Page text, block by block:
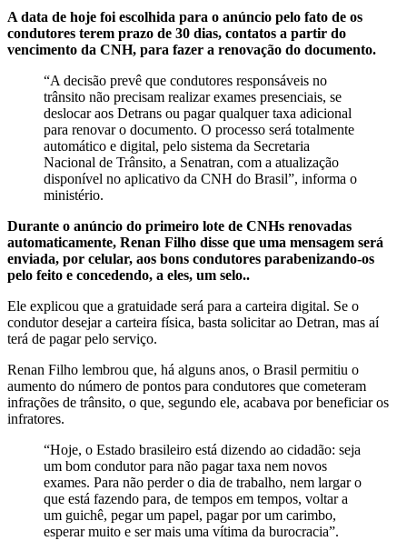
A data de hoje foi escolhida para o anúncio pelo fato de os
condutores terem prazo de 30 dias, contatos a partir do
vencimento da CNH, para fazer a renovação do documento.
“A decisão prevê que condutores responsáveis no
trânsito não precisam realizar exames presenciais, se
deslocar aos Detrans ou pagar qualquer taxa adicional
para renovar o documento. O processo será totalmente
automático e digital, pelo sistema da Secretaria
Nacional de Trânsito, a Senatran, com a atualização
disponível no aplicativo da CNH do Brasil”, informa o
ministério.
Durante o anúncio do primeiro lote de CNHs renovadas
automaticamente, Renan Filho disse que uma mensagem será
enviada, por celular, aos bons condutores parabenizando-os
pelo feito e concedendo, a eles, um selo..
Ele explicou que a gratuidade será para a carteira digital. Se o
condutor desejar a carteira física, basta solicitar ao Detran, mas aí
terá de pagar pelo serviço.
Renan Filho lembrou que, há alguns anos, o Brasil permitiu o
aumento do número de pontos para condutores que cometeram
infrações de trânsito, o que, segundo ele, acabava por beneficiar os
infratores.
“Hoje, o Estado brasileiro está dizendo ao cidadão: seja
um bom condutor para não pagar taxa nem novos
exames. Para não perder o dia de trabalho, nem largar o
que está fazendo para, de tempos em tempos, voltar a
um guichê, pegar um papel, pagar por um carimbo,
esperar muito e ser mais uma vítima da burocracia”.